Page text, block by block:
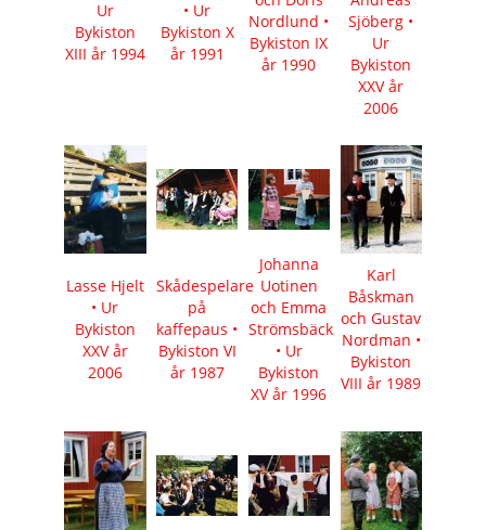
Ur
Bykiston
XIII år 1994
• Ur
Bykiston X
år 1991
Nordlund •
Bykiston IX
år 1990
Sjöberg •
Ur
Bykiston
XXV år
2006
Lasse Hjelt
• Ur
Bykiston
XXV år
2006
Skådespelare
på
kaffepaus •
Bykiston VI
år 1987
Johanna
Uotinen
och Emma
Strömsbäck
• Ur
Bykiston
XV år 1996
Karl
Båskman
och Gustav
Nordman •
Bykiston
VIII år 1989